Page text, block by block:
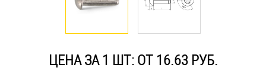
Стопорные кольца
ЦЕНА ЗА 1 ШТ: ОТ 16.63 РУБ.